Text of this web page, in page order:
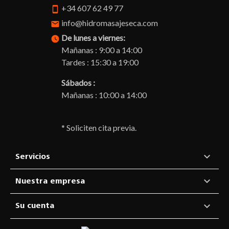
smartphone +34 607 62 49 77
email info@hidromasajeseca.com
watch_later De lunes a viernes:
Mañanas : 9:00 a 14:00
Tardes : 15:30 a 19:00
Sábados :
Mañanas : 10:00 a 14:00
* Soliciten cita previa.
Servicios 
Nuestra empresa 
Su cuenta 